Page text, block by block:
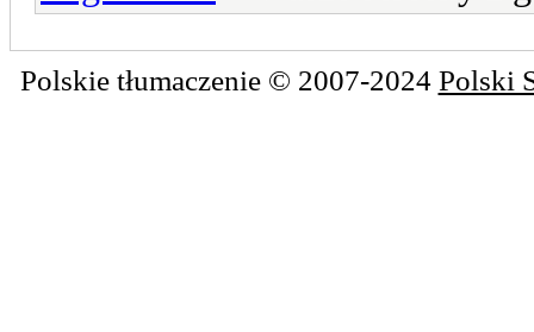
Polskie tłumaczenie © 2007-2024 Polski